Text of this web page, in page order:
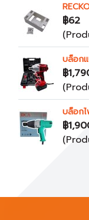
฿62
บล็อก
฿
บล็อก
฿